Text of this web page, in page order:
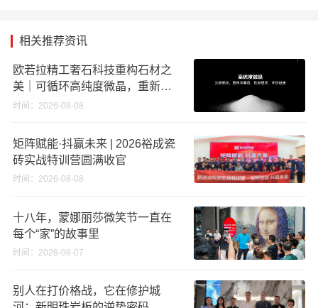
相关推荐资讯
欧若拉精工奢石科技重构石材之
美｜可循环高纯度微晶，重新定
义高端奢石原料
时间：2026-08-08
矩阵赋能·抖赢未来 | 2026裕成瓷
砖实战特训营圆满收官
时间：2026-08-08
十八年，蒙娜丽莎微笑节一直在
每个“家”的故事里
时间：2026-08-07
别人在打价格战，它在修护城